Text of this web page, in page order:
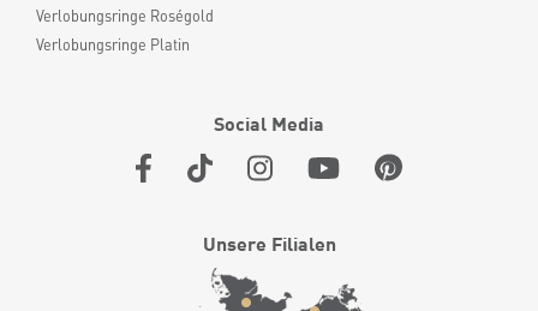
Verlobungsringe Roségold
Verlobungsringe Platin
Social Media
Unsere Filialen